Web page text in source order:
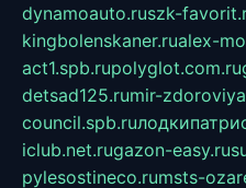
dynamoauto.ruszk-
kingbolenskaner.rualex-
act1.spb.rupolyglot.com.ru
detsad125.rumir-
council.spb.ru
iclub.net.rugazon-easy.ru
pylesostineco.rumsts-